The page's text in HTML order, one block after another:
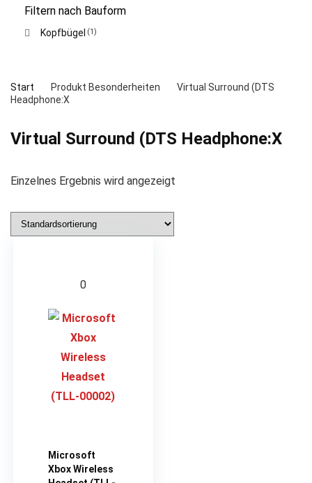
Filtern nach Bauform
Kopfbügel (1)
Start Produkt Besonderheiten
Virtual Surround (DTS
Headphone:X
Virtual Surround (DTS Headphone:X
Einzelnes Ergebnis wird angezeigt
0
Microsoft
Xbox Wireless